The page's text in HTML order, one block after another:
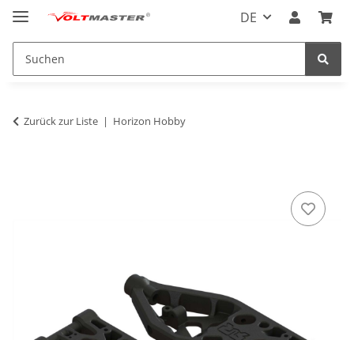
DE
Zurück zur Liste Horizon Hobby